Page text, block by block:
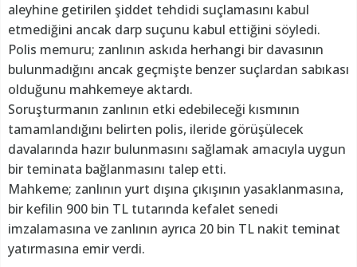
aleyhine getirilen şiddet tehdidi suçlamasını kabul
etmediğini ancak darp suçunu kabul ettiğini söyledi.
Polis memuru; zanlının askıda herhangi bir davasının
bulunmadığını ancak geçmişte benzer suçlardan sabıkası
olduğunu mahkemeye aktardı.
Soruşturmanın zanlının etki edebileceği kısmının
tamamlandığını belirten polis, ileride görüşülecek
davalarında hazır bulunmasını sağlamak amacıyla uygun
bir teminata bağlanmasını talep etti.
Mahkeme; zanlının yurt dışına çıkışının yasaklanmasına,
bir kefilin 900 bin TL tutarında kefalet senedi
imzalamasına ve zanlının ayrıca 20 bin TL nakit teminat
yatırmasına emir verdi.